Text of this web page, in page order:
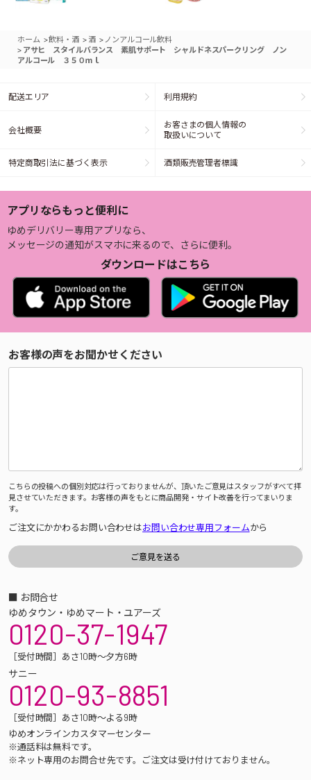
ホーム >飲料・酒 > 酒 > ノンアルコール飲料
> アサヒ スタイルバランス 素肌サポート シャルドネスパークリング ノン
アルコール ３５０ｍｌ
配送エリア 利用規約
会社概要
お客さまの個人情報の
取扱いについて
特定商取引法に基づく表示 酒類販売管理者標識
アプリならもっと便利に
ゆめデリバリー専用アプリなら、
メッセージの通知がスマホに来るので、さらに便利。
ダウンロードはこちら
お客様の声をお聞かせください
こちらの投稿への個別対応は行っておりませんが、頂いたご意見はスタッフがすべて拝
見させていただきます。お客様の声をもとに商品開発・サイト改善を行ってまいりま
す。
ご注文にかかわるお問い合わせはお問い合わせ専用フォームから
■ お問合せ
ゆめタウン・ゆめマート・ユアーズ
0120-37-1947
［受付時間］あさ10時～夕方6時
サニー
0120-93-8851
［受付時間］あさ10時～よる9時
ゆめオンラインカスタマーセンター
※通話料は無料です。
※ネット専用のお問合せ先です。ご注文は受け付けておりません。